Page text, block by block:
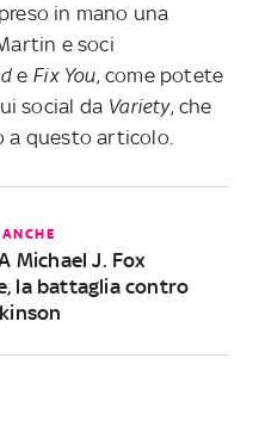
in mano una
e soci
e Fix You, come potete
social da Variety, che
a questo articolo.
Michael J. Fox
la battaglia contro